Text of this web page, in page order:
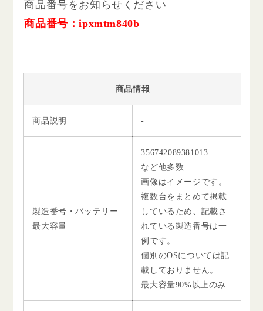
商品番号をお知らせください
商品番号：ipxmtm840b
商品情報
商品説明 -
製造番号・バッテリー
最大容量
356742089381013
など他多数
画像はイメージです。
複数台をまとめて掲載
しているため、記載さ
れている製造番号は一
例です。
個別のOSについては記
載しておりません。
最大容量90%以上のみ